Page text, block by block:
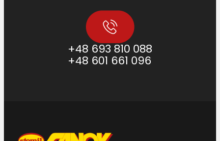
+48 693 810 088
+48 601 661 096